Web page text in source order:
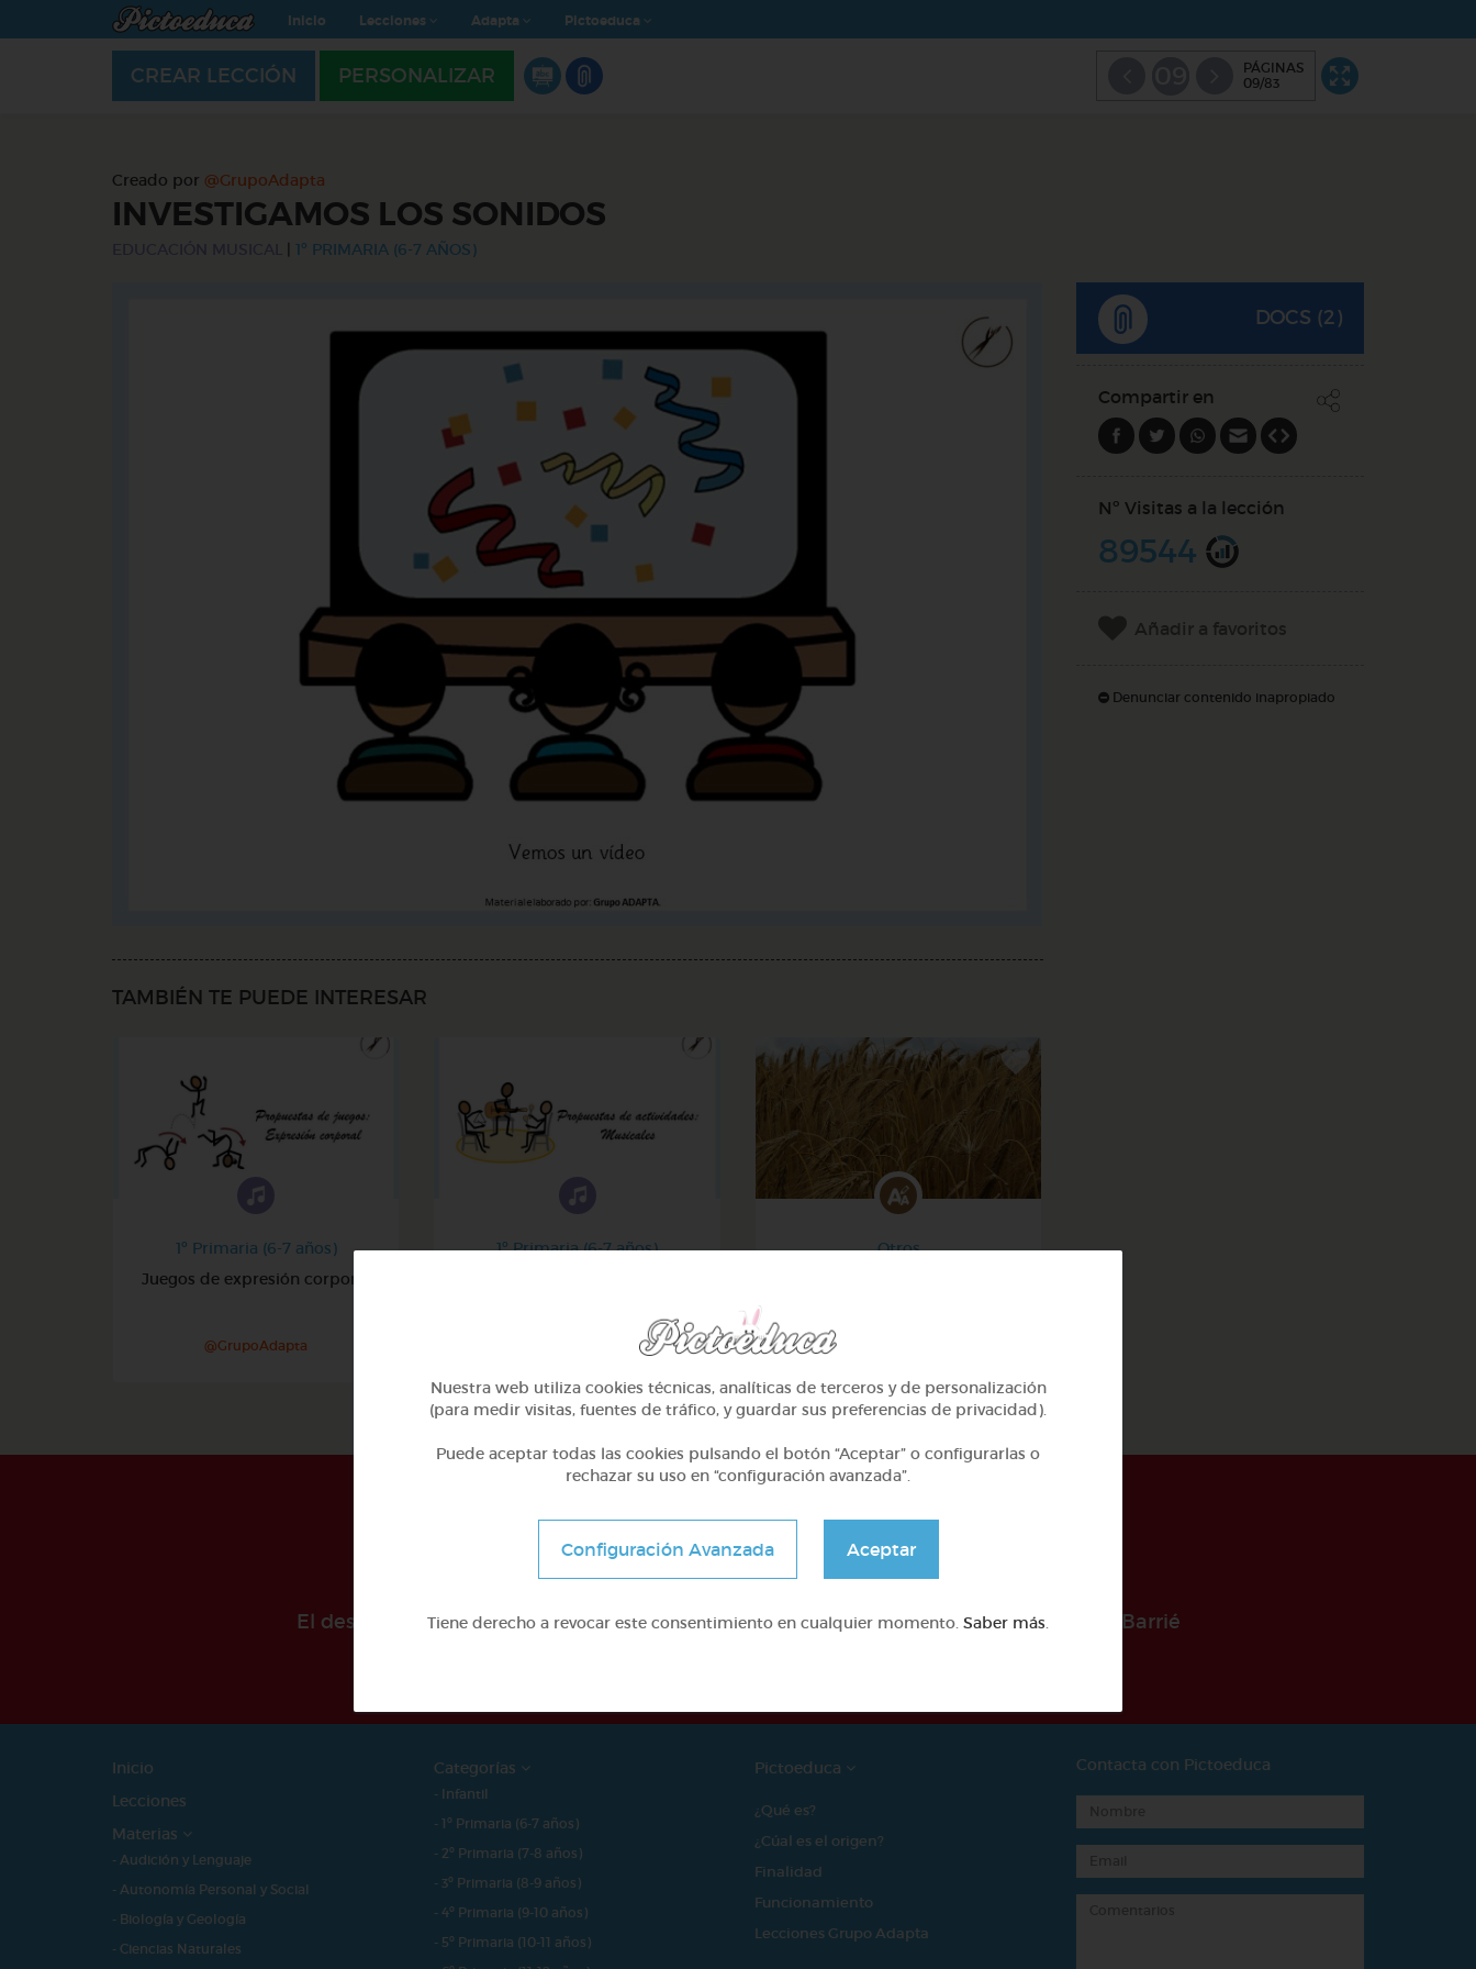
Inicio Lecciones Adapta Pictoeduca
CREAR LECCIÓN PERSONALIZAR
PÁGINAS
09/83
Creado por @GrupoAdapta
INVESTIGAMOS LOS SONIDOS
1º PRIMARIA (6-7 AÑOS)
TAMBIÉN TE PUEDE INTERESAR
1º Primaria (6-7 años)
Juegos de expresión corporal
@GrupoAdapta
1º Primaria (6-7 años)
Otros
@Webparaelespanol
DOCS (2)
Compartir en
Nº Visitas a la lección
89544
Añadir a favoritos
Denunciar contenido inapropiado
El desarollo de este proyecto ha sido posible gracias al mecenazgo de la Fundación Barrié
Inicio
Lecciones
Materias
- Audición y Lenguaje
- Autonomía Personal y Social
- Biología y Geología
- Ciencias Naturales
Categorías
- Infantil
- 1º Primaria (6-7 años)
- 2º Primaria (7-8 años)
- 3º Primaria (8-9 años)
- 4º Primaria (9-10 años)
- 5º Primaria (10-11 años)
Pictoeduca
¿Qué es?
¿Cúal es el origen?
Finalidad
Funcionamiento
Lecciones Grupo Adapta
Contacta con Pictoeduca
Nuestra web utiliza cookies técnicas, analíticas de terceros y de personalización
(para medir visitas, fuentes de tráfico, y guardar sus preferencias de privacidad).
Puede aceptar todas las cookies pulsando el botón “Aceptar” o configurarlas o
rechazar su uso en “configuración avanzada”.
Configuración Avanzada Aceptar
Tiene derecho a revocar este consentimiento en cualquier momento. Saber más.